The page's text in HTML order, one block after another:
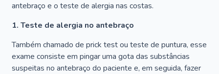
antebraço e o teste de alergia nas costas.
1. Teste de alergia no antebraço
Também chamado de prick test ou teste de puntura, esse
exame consiste em pingar uma gota das substâncias
suspeitas no antebraço do paciente e, em seguida, fazer